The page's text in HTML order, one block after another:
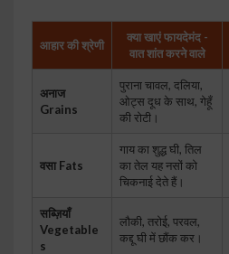
आहार की श्रेणी
क्या खाएं फायदेमंद -
वात शांत करने वाले
अनाज
Grains
पुराना चावल, दलिया,
ओट्स दूध के साथ, गेहूँ
की रोटी।
वसा Fats
गाय का शुद्ध घी, तिल
का तेल यह नसों को
चिकनाई देते हैं।
सब्ज़ियाँ
Vegetable
s
लौकी, तरोई, परवल,
कद्दू घी में छौंक कर।